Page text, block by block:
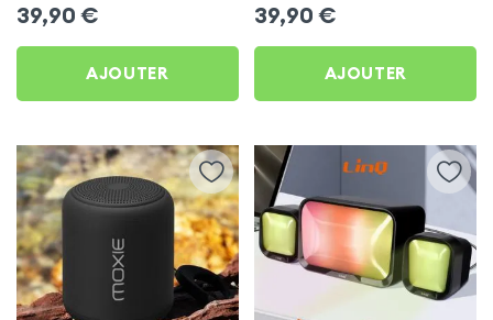
39,90 €
AJOUTER
39,90 €
AJOUTER